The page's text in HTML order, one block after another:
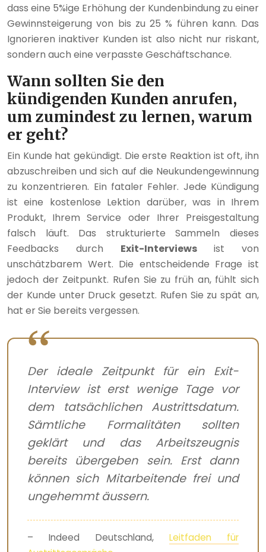
dass eine 5%ige Erhöhung der Kundenbindung zu einer
Gewinnsteigerung von bis zu 25 % führen kann. Das
Ignorieren inaktiver Kunden ist also nicht nur riskant,
sondern auch eine verpasste Geschäftschance.
Wann sollten Sie den
kündigenden Kunden anrufen,
um zumindest zu lernen, warum
er geht?
Ein Kunde hat gekündigt. Die erste Reaktion ist oft, ihn
abzuschreiben und sich auf die Neukundengewinnung
zu konzentrieren. Ein fataler Fehler. Jede Kündigung
ist eine kostenlose Lektion darüber, was in Ihrem
Produkt, Ihrem Service oder Ihrer Preisgestaltung
falsch läuft. Das strukturierte Sammeln dieses
Feedbacks durch Exit-Interviewsist von
unschätzbarem Wert. Die entscheidende Frage ist
jedoch der Zeitpunkt. Rufen Sie zu früh an, fühlt sich
der Kunde unter Druck gesetzt. Rufen Sie zu spät an,
hat er Sie bereits vergessen.
Der ideale Zeitpunkt für ein Exit-
Interview ist erst wenige Tage vor
dem tatsächlichen Austrittsdatum.
Sämtliche Formalitäten sollten
geklärt und das Arbeitszeugnis
bereits übergeben sein. Erst dann
können sich Mitarbeitende frei und
ungehemmt äussern.
– Indeed Deutschland, Leitfaden für